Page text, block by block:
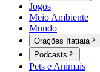
Jogos
Meio Ambiente
Mundo
Orações Itatiaia
Podcasts
Pets e Animais